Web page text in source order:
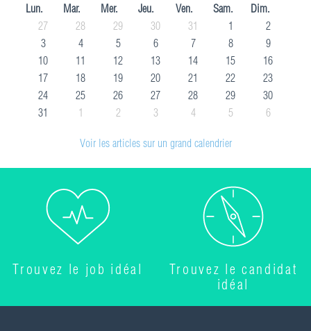
Lun.
Mar. Mer. Jeu. Ven. Sam.
Dim.
27
28 29 30 31 1
2
3
4 5 6 7 8
9
10
11 12 13 14 15
16
17
18 19 20 21 22
23
24
25 26 27 28 29
30
31
1 2 3 4 5 6
Voir les articles sur un grand calendrier
Trouvez le job idéal
Trouvez le candidat
idéal